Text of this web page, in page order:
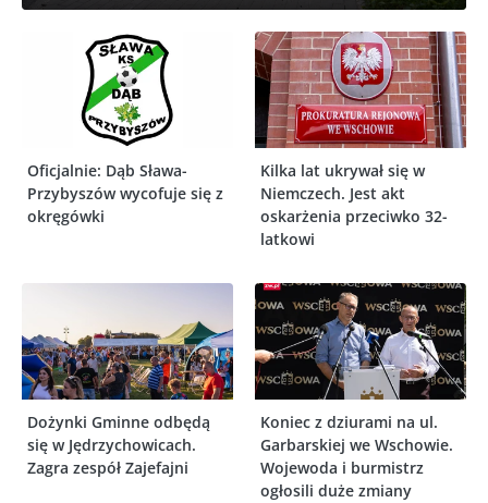
Oficjalnie: Dąb Sława-
Przybyszów wycofuje się z
okręgówki
Kilka lat ukrywał się w
Niemczech. Jest akt
oskarżenia przeciwko 32-
latkowi
Dożynki Gminne odbędą
się w Jędrzychowicach.
Zagra zespół Zajefajni
Koniec z dziurami na ul.
Garbarskiej we Wschowie.
Wojewoda i burmistrz
ogłosili duże zmiany